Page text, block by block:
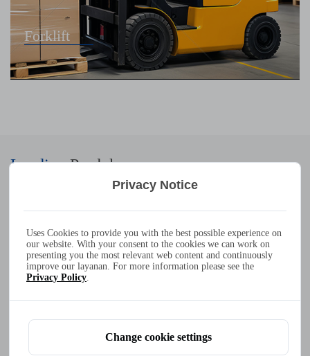
Kendaraan listrik berkecepatan rendah
LeadingProduk
240VAC
daya keluaran:maks. 300w
suhu operasi: -30°C hingga +40 °C
dimensi / berat:
Klik untuk Melihat
Privacy Notice
Uses Cookies to provide you with the best possible experience on
our website. With your consent to the cookies we can work on
presenting you the most relevant web content and continuously
improve our layanan. For more information please see the
Privacy Policy.
Change cookie settings